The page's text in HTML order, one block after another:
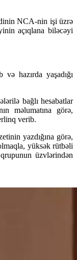
NCA-nin işi üzrə
açıqlana biləcəyi
hazırda yaşadığı
bağlı hesabatlar
məlumatına görə,
verib.
yazdığına görə,
yüksək rütbəli
üzvlərindən